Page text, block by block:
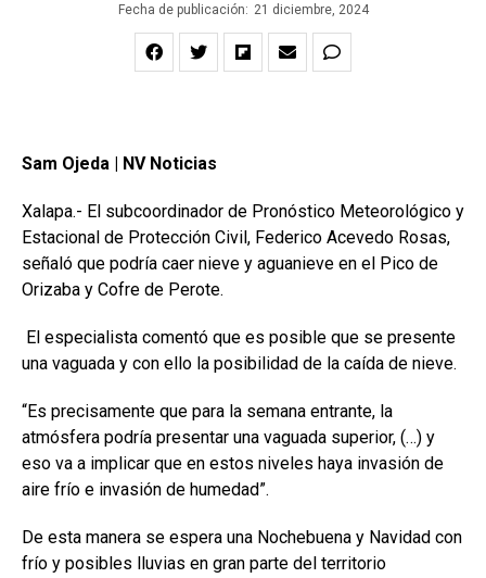
Fecha de publicación: 21 diciembre, 2024
Sam Ojeda | NV Noticias
Xalapa.- El subcoordinador de Pronóstico Meteorológico y
Estacional de Protección Civil, Federico Acevedo Rosas,
señaló que podría caer nieve y aguanieve en el Pico de
Orizaba y Cofre de Perote.
El especialista comentó que es posible que se presente
una vaguada y con ello la posibilidad de la caída de nieve.
“Es precisamente que para la semana entrante, la
atmósfera podría presentar una vaguada superior, (…) y
eso va a implicar que en estos niveles haya invasión de
aire frío e invasión de humedad”.
De esta manera se espera una Nochebuena y Navidad con
frío y posibles lluvias en gran parte del territorio